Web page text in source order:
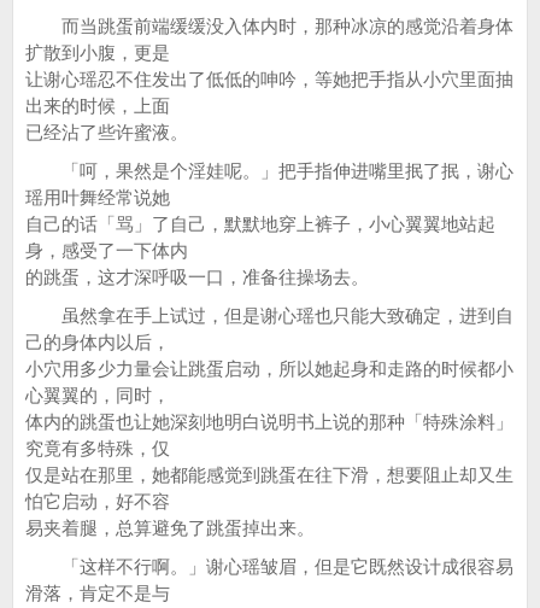
而当跳蛋前端缓缓没入体内时，那种冰凉的感觉沿着身体
扩散到小腹，更是
让谢心瑶忍不住发出了低低的呻吟，等她把手指从小穴里面抽
出来的时候，上面
已经沾了些许蜜液。
「呵，果然是个淫娃呢。」把手指伸进嘴里抿了抿，谢心
瑶用叶舞经常说她
自己的话「骂」了自己，默默地穿上裤子，小心翼翼地站起
身，感受了一下体内
的跳蛋，这才深呼吸一口，准备往操场去。
虽然拿在手上试过，但是谢心瑶也只能大致确定，进到自
己的身体内以后，
小穴用多少力量会让跳蛋启动，所以她起身和走路的时候都小
心翼翼的，同时，
体内的跳蛋也让她深刻地明白说明书上说的那种「特殊涂料」
究竟有多特殊，仅
仅是站在那里，她都能感觉到跳蛋在往下滑，想要阻止却又生
怕它启动，好不容
易夹着腿，总算避免了跳蛋掉出来。
「这样不行啊。」谢心瑶皱眉，但是它既然设计成很容易
滑落，肯定不是与